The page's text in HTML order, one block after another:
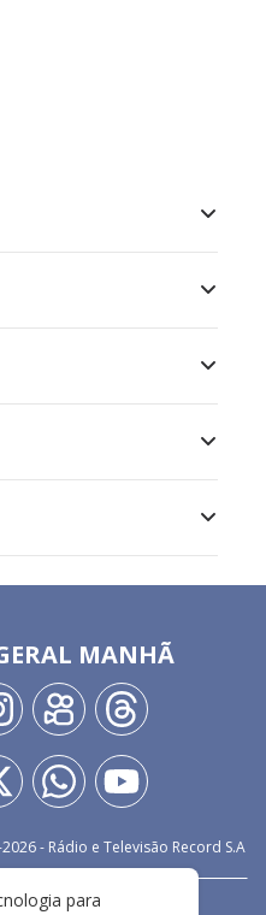
MANHÃ
2026- Rádio e Televisão Record S.A
para